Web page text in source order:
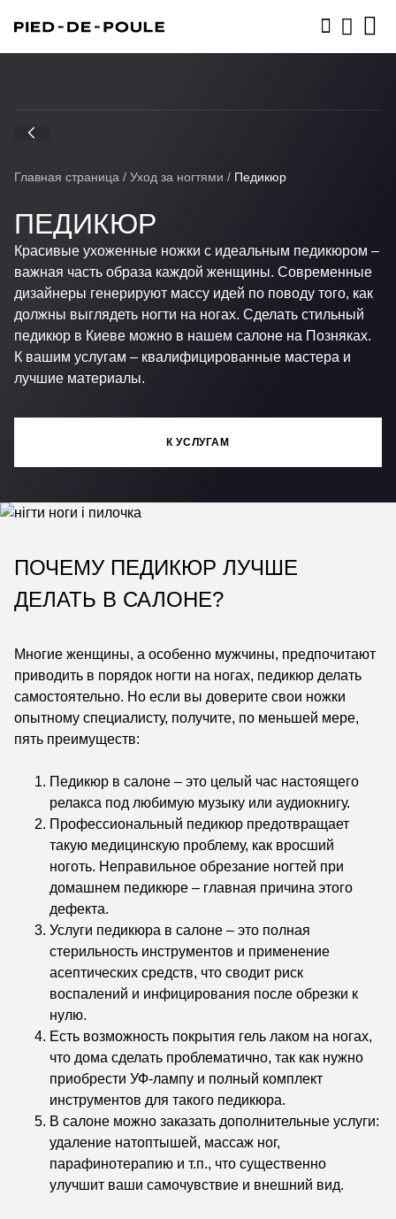
Главная страница / Уход за ногтями / Педикюр
ПЕДИКЮР
Красивые ухоженные ножки с идеальным педикюром –
важная часть образа каждой женщины. Современные
дизайнеры генерируют массу идей по поводу того, как
должны выглядеть ногти на ногах. Сделать стильный
педикюр в Киеве можно в нашем салоне на Позняках.
К вашим услугам – квалифицированные мастера и
лучшие материалы.
К УСЛУГАМ
ПОЧЕМУ ПЕДИКЮР ЛУЧШЕ
ДЕЛАТЬ В САЛОНЕ?
Многие женщины, а особенно мужчины, предпочитают
приводить в порядок ногти на ногах, педикюр делать
самостоятельно. Но если вы доверите свои ножки
опытному специалисту, получите, по меньшей мере,
пять преимуществ:
Педикюр в салоне – это целый час настоящего
релакса под любимую музыку или аудиокнигу.
Профессиональный педикюр предотвращает
такую медицинскую проблему, как вросший
ноготь. Неправильное обрезание ногтей при
домашнем педикюре – главная причина этого
дефекта.
Услуги педикюра в салоне – это полная
стерильность инструментов и применение
асептических средств, что сводит риск
воспалений и инфицирования после обрезки к
нулю.
Есть возможность покрытия гель лаком на ногах,
что дома сделать проблематично, так как нужно
приобрести УФ-лампу и полный комплект
инструментов для такого педикюра.
В салоне можно заказать дополнительные услуги:
удаление натоптышей, массаж ног,
парафинотерапию и т.п., что существенно
улучшит ваши самочувствие и внешний вид.